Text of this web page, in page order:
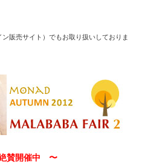
ン販売サイト）でもお取り扱いしておりま
賛開催中 〜